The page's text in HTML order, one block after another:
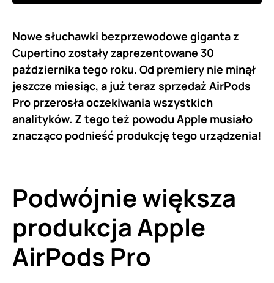
Nowe słuchawki bezprzewodowe giganta z
Cupertino zostały zaprezentowane 30
października tego roku. Od premiery nie minął
jeszcze miesiąc, a już teraz sprzedaż AirPods
Pro przerosła oczekiwania wszystkich
analityków. Z tego też powodu Apple musiało
znacząco podnieść produkcję tego urządzenia!
Podwójnie większa
produkcja Apple
AirPods Pro